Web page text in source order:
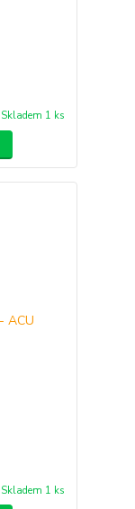
Skladem 1 ks
Skladem 1 ks